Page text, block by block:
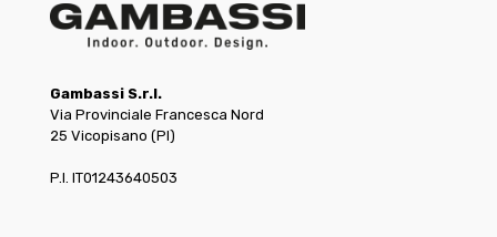
Gambassi S.r.l.
Via Provinciale Francesca Nord
25 Vicopisano (PI)
P.I. IT01243640503